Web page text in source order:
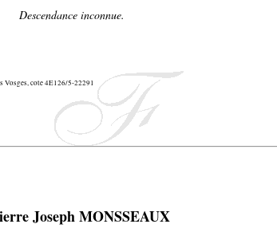
Descendance inconnue.
Vosges, cote 4E126/5-22291
Joseph MONSSEAUX